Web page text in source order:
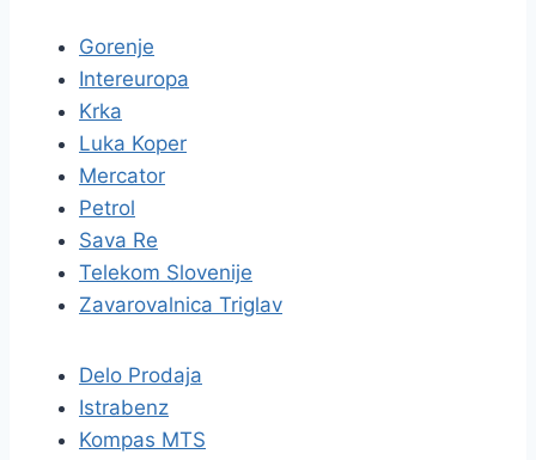
Gorenje
Intereuropa
Krka
Luka Koper
Mercator
Petrol
Sava Re
Telekom Slovenije
Zavarovalnica Triglav
Delo Prodaja
Istrabenz
Kompas MTS